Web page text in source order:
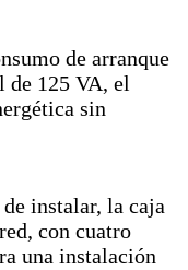
de arranque
de 125 VA, el
sin
instalar, la caja
con cuatro
una instalación